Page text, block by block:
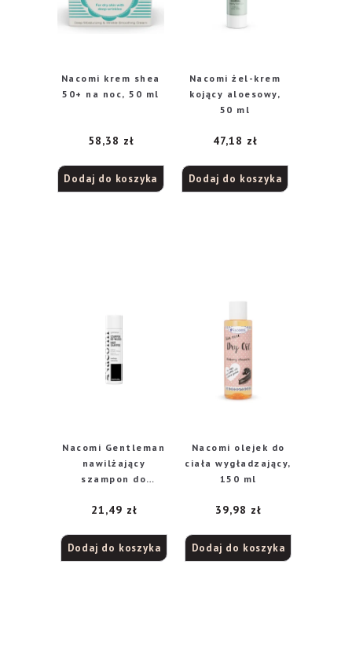
Nacomi krem shea
50+ na noc, 50 ml
58,38 zł
Dodaj do koszyka
Nacomi żel-krem
kojący aloesowy,
50 ml
47,18 zł
Dodaj do koszyka
Nacomi Gentleman
nawilżający
szampon do
21,49 zł
Dodaj do koszyka
Nacomi olejek do
ciała wygładzający,
150 ml
39,98 zł
Dodaj do koszyka